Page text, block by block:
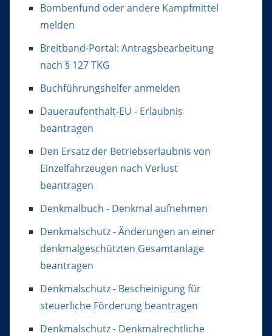
Bombenfund oder andere Kampfmittel
melden
Breitband-Portal: Antragsbearbeitung
nach § 127 TKG
Buchführungshelfer anmelden
Daueraufenthalt-EU - Erlaubnis
beantragen
Den Ersatz der Betriebserlaubnis von
Einzelfahrzeugen nach Verlust
beantragen
Denkmalbuch - Denkmal aufnehmen
Denkmalschutz - Änderungen an einer
denkmalgeschützten Gesamtanlage
beantragen
Denkmalschutz - Bescheinigung für
steuerliche Förderung beantragen
Denkmalschutz - Denkmalrechtliche